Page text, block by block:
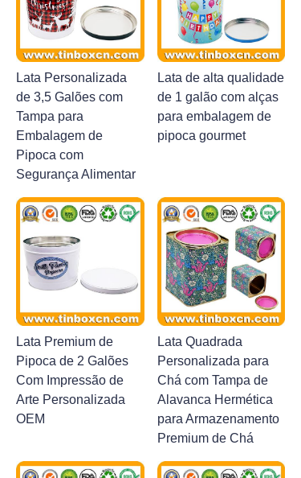
Lata Personalizada
de 3,5 Galões com
Tampa para
Embalagem de
Pipoca com
Segurança Alimentar
Lata de alta qualidade
de 1 galão com alças
para embalagem de
pipoca gourmet
Lata Premium de
Pipoca de 2 Galões
Com Impressão de
Arte Personalizada
OEM
Lata Quadrada
Personalizada para
Chá com Tampa de
Alavanca Hermética
para Armazenamento
Premium de Chá